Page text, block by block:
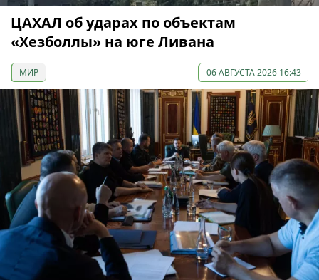
ЦАХАЛ об ударах по объектам
«Хезболлы» на юге Ливана
МИР 06 АВГУСТА 2026 16:43